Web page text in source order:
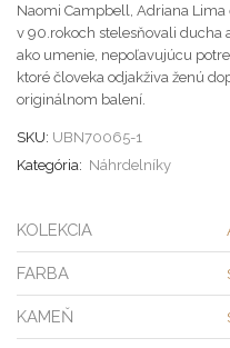
Naomi Campbell, Adriana Lima
v 90.rokoch stelesňovali ducha
ako umenie, nepoľavujúcu
ktoré človeka odjakživa ženú
originálnom balení.
SKU: UBN70065-1
Kategória: Náhrdelníky
KOLEKCIA
FARBA
KAMEŇ